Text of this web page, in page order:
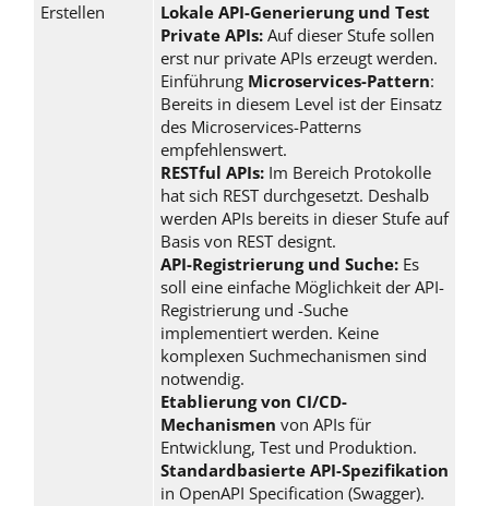
Erstellen
Lokale API-Generierung und Test
Private APIs:Auf dieser Stufe sollen
erst nur private APIs erzeugt werden.
Einführung Microservices-Pattern:
Bereits in diesem Level ist der Einsatz
des Microservices-Patterns
empfehlenswert.
RESTful APIs:Im Bereich Protokolle
hat sich REST durchgesetzt. Deshalb
werden APIs bereits in dieser Stufe auf
Basis von REST designt.
API-Registrierung und Suche:Es
soll eine einfache Möglichkeit der API-
Registrierung und -Suche
implementiert werden. Keine
komplexen Suchmechanismen sind
notwendig.
Etablierung von CI/CD-
Mechanismen von APIs für
Entwicklung, Test und Produktion.
Standardbasierte API-Spezifikation
in OpenAPI Specification (Swagger).